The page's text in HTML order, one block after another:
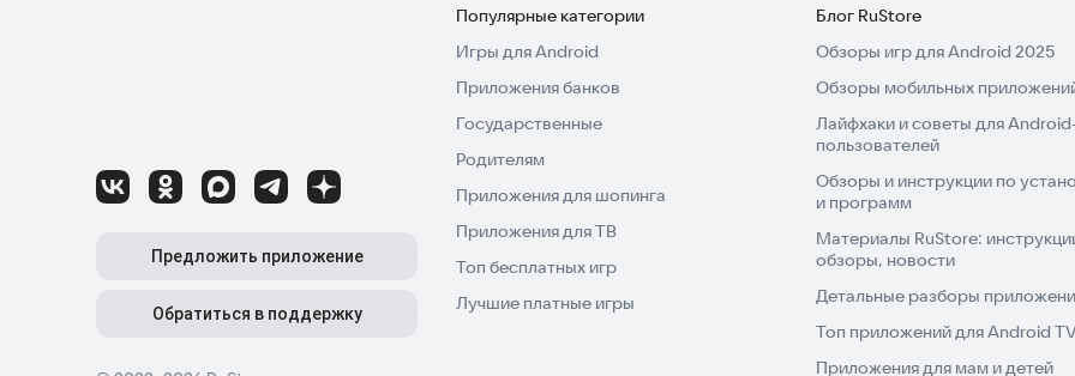
Предложить приложение
Обратиться в поддержку
Популярные категории
Игры для Android
Приложения банков
Государственные
Родителям
Приложения для шопинга
Приложения для ТВ
Топ бесплатных игр
Лучшие платные игры
Блог RuStore
Обзоры игр для Android 2025
Обзоры мобильных
Лайфхаки и советы для
пользователей
Обзоры и инструкции по
и программ
Материалы RuStore:
обзоры, новости
Детальные разборы
Топ приложений для Android
Приложения для мам и детей